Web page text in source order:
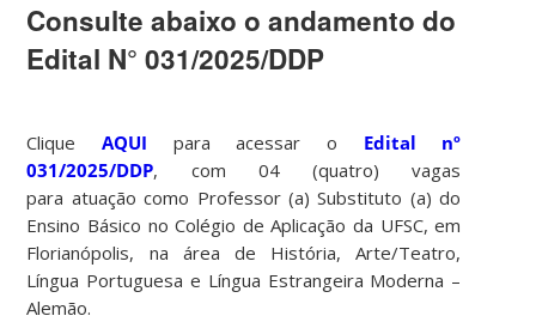
Consulte abaixo o andamento do
Edital N° 031/2025/DDP
CliqueAQUI para acessar o Edital nº
031/2025/DDP, com 04 (quatro) vagas
para atuação como Professor (a) Substituto (a) do
Ensino Básico no Colégio de Aplicação da UFSC, em
Florianópolis, na área de História, Arte/Teatro,
Língua Portuguesa e Língua Estrangeira Moderna –
Alemão.